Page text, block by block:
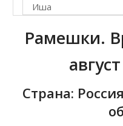
Иша
Рамешки.
Страна: